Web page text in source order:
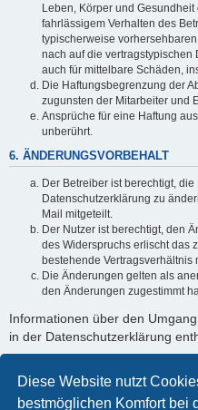
Diese Website nutzt
bestmöglichen Komfort bei
Leben, Körper und
fahrlässigem Verhalten des
typischerweise
nach auf die vertragstypischen
auch für mittelbare Schäden,
Die Haftungsbegrenzung der
zugunsten der Mitarbeiter und
Ansprüche für eine Haftung
unberührt.
6. ÄNDERUNGSVORBEHALT
Der Betreiber ist berechtigt,
Datenschutzerklärung zu
Mail mitgeteilt.
Der Nutzer ist berechtigt, den
des Widerspruchs erlischt das
bestehende Vertragsverhältnis
Die Änderungen gelten als
den Änderungen zugestimmt
Informationen über den
in der Datenschutzerklärung